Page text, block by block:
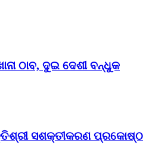
ଠାବ, ଦୁଇ ଦେଶୀ ବନ୍ଧୁକ
ସଶକ୍ତୀକରଣ ପ୍ରକୋଷ୍ଠ